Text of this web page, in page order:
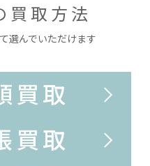
買取方法
選んでいただけます
買取
買取